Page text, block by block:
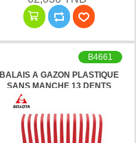
BALAIS A GAZON PLASTIQUE
SANS MANCHE 13 DENTS
303513 BELLOTA
B4661